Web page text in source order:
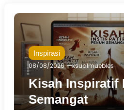
Inspirasi
08/08/2026
ksualmuebles
Kisah Inspiratif
Semangat